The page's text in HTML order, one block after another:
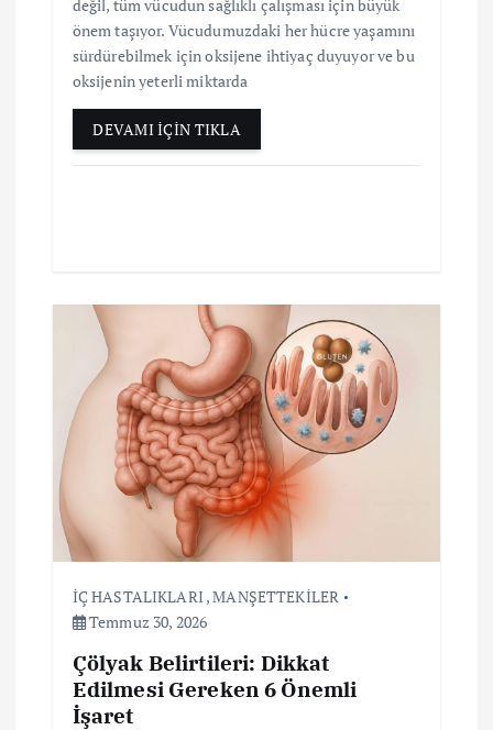
değil, tüm vücudun sağlıklı çalışması için büyük
önem taşıyor. Vücudumuzdaki her hücre yaşamını
sürdürebilmek için oksijene ihtiyaç duyuyor ve bu
oksijenin yeterli miktarda
DEVAMI İÇİN TIKLA
İÇ HASTALIKLARI ,MANŞETTEKİLER
Temmuz 30, 2026
Çölyak Belirtileri: Dikkat
Edilmesi Gereken 6 Önemli
İşaret